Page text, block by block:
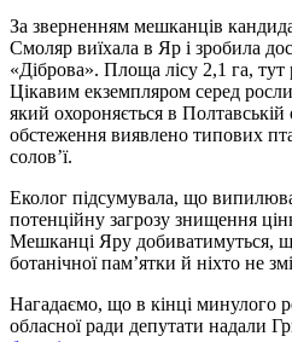
За зверненням мешканців
Смоляр виїхала в Яр і зробила
«Діброва». Площа лісу 2,1 га, тут
Цікавим екземпляром серед
який охороняється в Полтавській
обстеження виявлено типових
солов’ї.
Еколог підсумувала, що
потенційну загрозу знищення
Мешканці Яру добиватимуться,
ботанічної пам’ятки й ніхто не
Нагадаємо, що в кінці минулого
обласної ради депутати надали